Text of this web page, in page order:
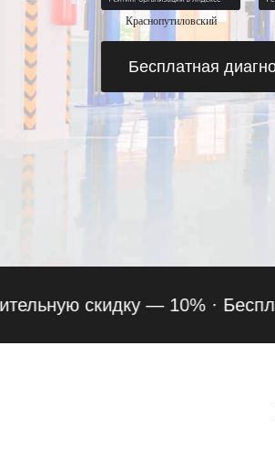
Краснопутиловский
Бесплатная
скидку — 10% ·Бесплатная